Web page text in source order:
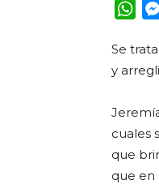
Se
y
cuales
que
que en